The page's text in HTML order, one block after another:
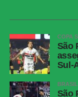
COPA
São
Sul-
São